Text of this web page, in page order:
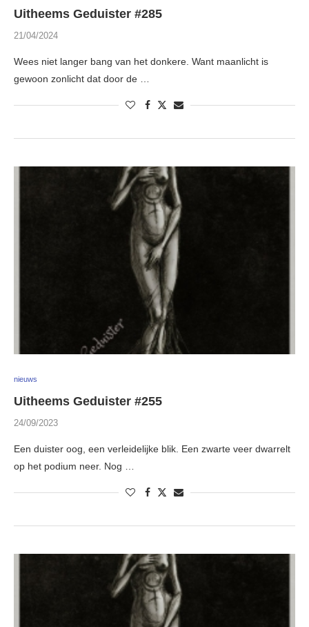
Uitheems Geduister #285
21/04/2024
Wees niet langer bang van het donkere. Want maanlicht is
gewoon zonlicht dat door de …
nieuws
Uitheems Geduister #255
24/09/2023
Een duister oog, een verleidelijke blik. Een zwarte veer dwarrelt
op het podium neer. Nog …